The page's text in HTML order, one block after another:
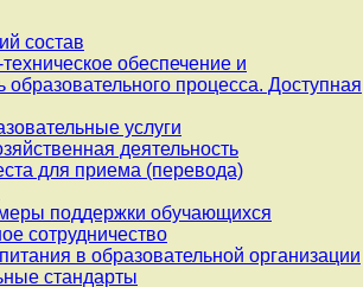
состав
обеспечение и
образовательного процесса. Доступная
услуги
деятельность
для приема (перевода)
поддержки обучающихся
сотрудничество
в образовательной организации
стандарты